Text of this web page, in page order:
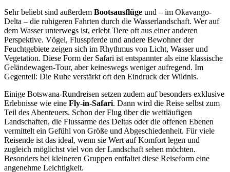
Sehr beliebt sind außerdem Bootsausflüge und – im Okavango-
Delta – die ruhigeren Fahrten durch die Wasserlandschaft. Wer auf
dem Wasser unterwegs ist, erlebt Tiere oft aus einer anderen
Perspektive. Vögel, Flusspferde und andere Bewohner der
Feuchtgebiete zeigen sich im Rhythmus von Licht, Wasser und
Vegetation. Diese Form der Safari ist entspannter als eine klassische
Geländewagen-Tour, aber keineswegs weniger aufregend. Im
Gegenteil: Die Ruhe verstärkt oft den Eindruck der Wildnis.
Einige Botswana-Rundreisen setzen zudem auf besonders exklusive
Erlebnisse wie eine Fly-in-Safari. Dann wird die Reise selbst zum
Teil des Abenteuers. Schon der Flug über die weitläufigen
Landschaften, die Flussarme des Deltas oder die offenen Ebenen
vermittelt ein Gefühl von Größe und Abgeschiedenheit. Für viele
Reisende ist das ideal, wenn sie Wert auf Komfort legen und
zugleich möglichst viel von der Landschaft sehen möchten.
Besonders bei kleineren Gruppen entfaltet diese Reiseform eine
angenehme Leichtigkeit.